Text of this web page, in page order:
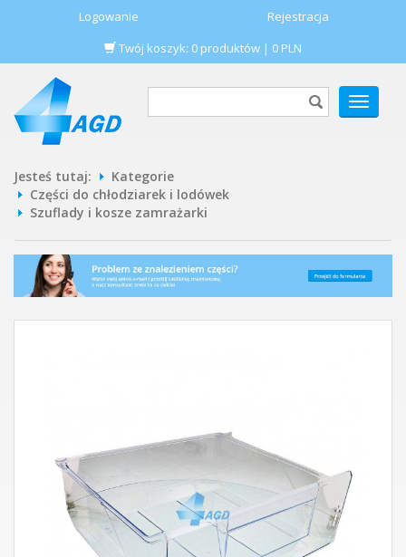
Logowanie
Rejestracja
Twój koszyk: 0 produktów | 0 PLN
POKAŻ
MENU
Jesteś tutaj:
Kategorie
Części do chłodziarek i lodówek
Szuflady i kosze zamrażarki